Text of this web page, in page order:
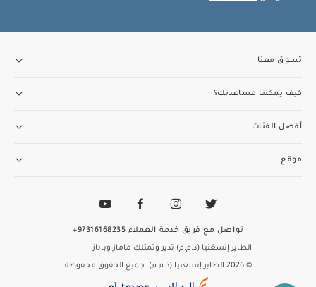
تسوق معنا
كيف يمكننا مساعدتك؟
أفضل الفئات
موقع
الطاير إنسغنيا (ذ.م.م) تدير وتمتلك ماماز وباباز
© 2026 الطاير إنسغنيا (ذ.م.م). جميع الحقوق محفوظة
تواصل مع فريق خدمة العملاء 97316168235+